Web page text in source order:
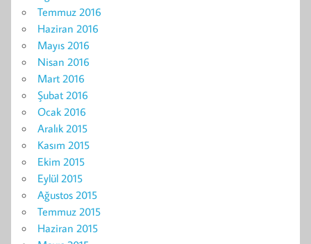
Temmuz 2016
Haziran 2016
Mayıs 2016
Nisan 2016
Mart 2016
Şubat 2016
Ocak 2016
Aralık 2015
Kasım 2015
Ekim 2015
Eylül 2015
Ağustos 2015
Temmuz 2015
Haziran 2015